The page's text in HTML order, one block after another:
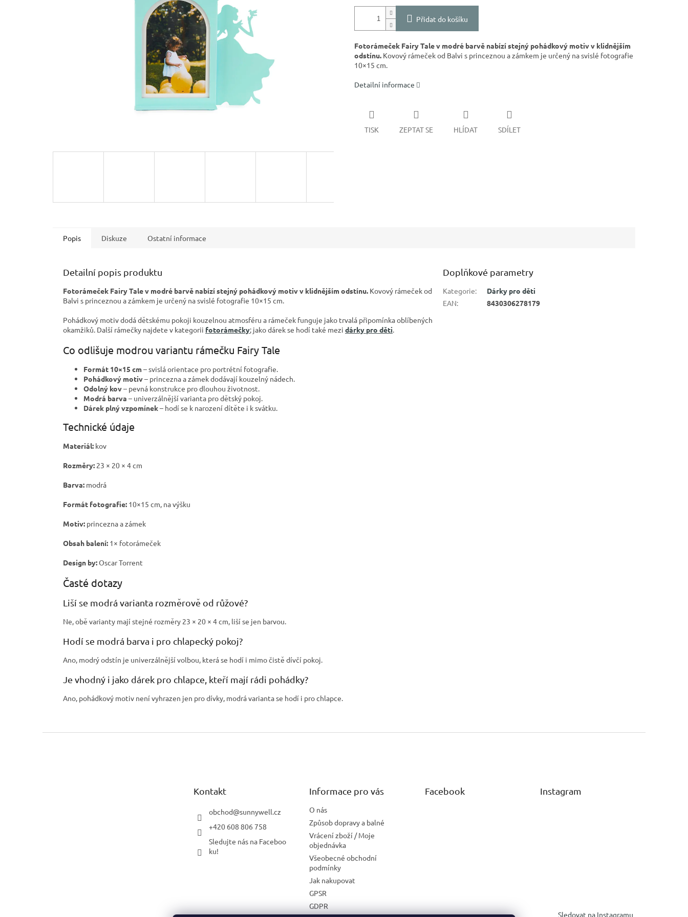
Přidat do košíku
Fotorámeček Fairy Tale v modré barvě nabízí stejný pohádkový motiv v klidnějším
odstínu. Kovový rámeček od Balvi s princeznou a zámkem je určený na svislé fotografie
10×15 cm.
Detailní informace
TISK ZEPTAT SE HLÍDAT SDÍLET
Popis Diskuze Ostatní informace
Detailní popis produktu
Fotorámeček Fairy Tale v modré barvě nabízí stejný pohádkový motiv v klidnějším odstínu. Kovový rámeček od
Balvi s princeznou a zámkem je určený na svislé fotografie 10×15 cm.
Pohádkový motiv dodá dětskému pokoji kouzelnou atmosféru a rámeček funguje jako trvalá připomínka oblíbených
okamžiků. Další rámečky najdete v kategorii fotorámečky; jako dárek se hodí také mezi dárky pro děti.
Co odlišuje modrou variantu rámečku Fairy Tale
Formát 10×15 cm– svislá orientace pro portrétní fotografie.
Pohádkový motiv– princezna a zámek dodávají kouzelný nádech.
Odolný kov– pevná konstrukce pro dlouhou životnost.
Modrá barva – univerzálnější varianta pro dětský pokoj.
Dárek plný vzpomínek– hodí se k narození dítěte i k svátku.
Technické údaje
Materiál: kov
Rozměry: 23 × 20 × 4 cm
Barva: modrá
Formát fotografie: 10×15 cm, na výšku
Motiv: princezna a zámek
Obsah balení: 1× fotorámeček
Design by:Oscar Torrent
Časté dotazy
Liší se modrá varianta rozměrově od růžové?
Ne, obě varianty mají stejné rozměry 23 × 20 × 4 cm, liší se jen barvou.
Hodí se modrá barva i pro chlapecký pokoj?
Ano, modrý odstín je univerzálnější volbou, která se hodí i mimo čistě dívčí pokoj.
Je vhodný i jako dárek pro chlapce, kteří mají rádi pohádky?
Ano, pohádkový motiv není vyhrazen jen pro dívky, modrá varianta se hodí i pro chlapce.
Doplňkové parametry
Kategorie:
Dárky pro děti
EAN: 8430306278179
Kontakt
obchod@sunnywell.cz
+420 608 806 758
Sledujte nás na Faceboo
ku!
Informace pro vás
O nás
Způsob dopravy a balné
Vrácení zboží / Moje
objednávka
Všeobecné obchodní
podmínky
Jak nakupovat
GPSR
GDPR
Facebook Instagram
Sledovat na Instagramu